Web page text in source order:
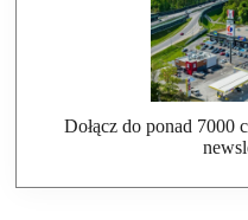
Dołącz do ponad 7000